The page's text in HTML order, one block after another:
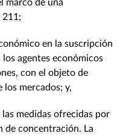
marco de una
211;
en la suscripción
agentes económicos
con el objeto de
mercados; y,
medidas ofrecidas por
de concentración. La